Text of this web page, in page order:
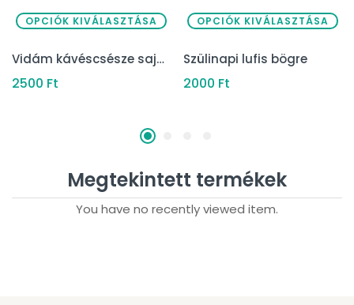
OPCIÓK KIVÁLASZTÁSA
Vidám kávéscsésze saját névvel
2500 Ft
OPCIÓK KIVÁLASZTÁSA
Szülinapi lufis bögre
2000 Ft
Megtekintett termékek
You have no recently viewed item.